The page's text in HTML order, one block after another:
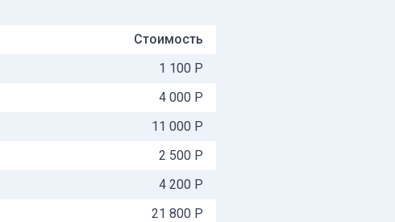
Стоимость
1 100 Р
4 000 Р
11 000 Р
2 500 Р
4 200 Р
21 800 Р